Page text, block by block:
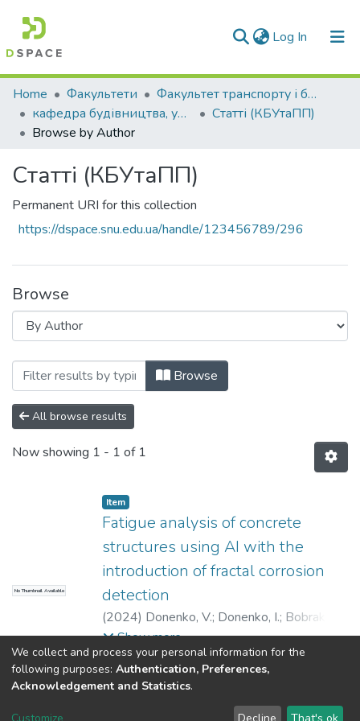
Log In (current)
Communities & Collections
All of DSpace
Home Факультети
Факультет транспорту і будівництва
кафедра будівництва, урбаністики та просторового планування
Статті (КБУтаПП)
Browse by Author
Статті (КБУтаПП)
Permanent URI for this collection
https://dspace.snu.edu.ua/handle/123456789/296
Browse
Browsing Статті (КБУтаПП) by Author
Browse
All browse results
Now showing 1 - 1 of 1
No Thumbnail Available
Item
Fatigue analysis of concrete
structures using AI with the
introduction of fractal corrosion
detection
(2024) Donenko, V.; Donenko, I.; Bobrakov,
A.;Kulik, M.;Ivanenko, D.
Show more
Dspace & Volodymyr Dahl East Ukrainian National University
LYRASIS
We collect and process your personal information for the
following purposes: Authentication, Preferences,
Acknowledgement and Statistics.